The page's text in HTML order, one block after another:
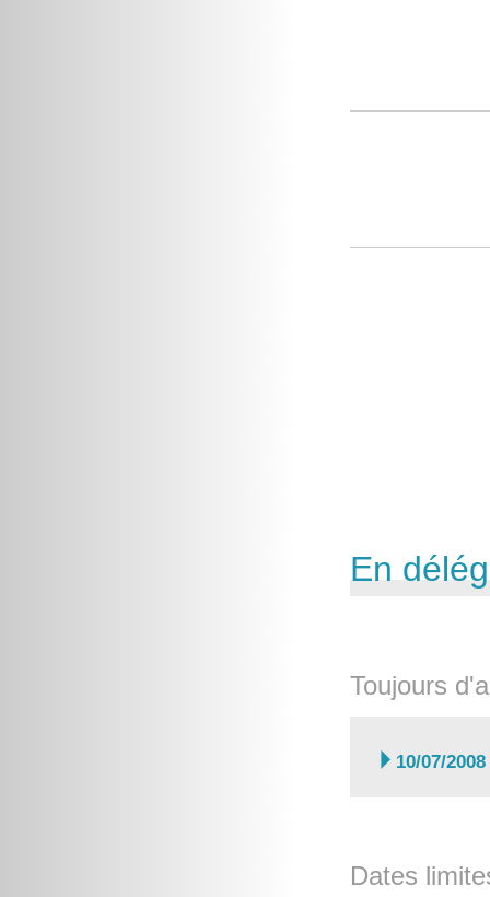
En
Toujours
 10/07/2008
Dates